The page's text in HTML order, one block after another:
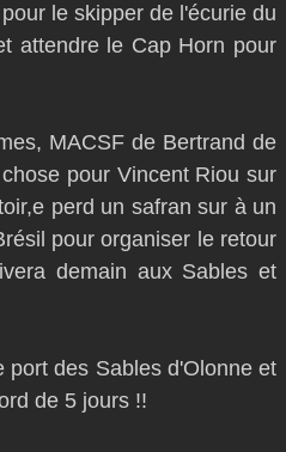
le skipper de l'écurie du
attendre le Cap Horn pour
MACSF de Bertrand de
pour Vincent Riou sur
perd un safran sur à un
pour organiser le retour
demain aux Sables et
port des Sables d'Olonne et
de 5 jours !!